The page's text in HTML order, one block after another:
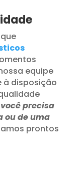
equipe
à disposição
precisa
ou de uma
prontos